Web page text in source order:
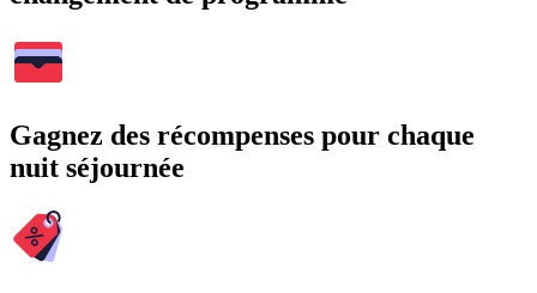
Gagnez des récompenses pour chaque
nuit séjournée